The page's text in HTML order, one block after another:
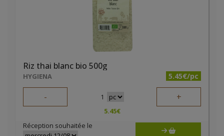
Riz thai blanc bio 500g
HYGIENA 5.45€/pc
- 1 +
5.45€
Réception souhaitée le